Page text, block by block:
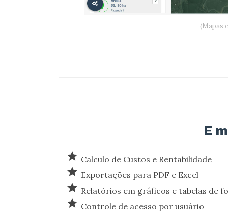
(Mapas
E
star Calculo de Custos e Rentabilidade
star Exportações para PDF e Excel
star Relatórios em gráficos e tabelas de
star Controle de acesso por usuário